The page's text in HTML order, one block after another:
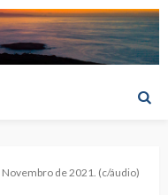
de 2021. (c/áudio)